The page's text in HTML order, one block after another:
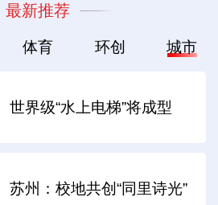
最新推荐
体育 环创 城市
世界级“水上电梯”将成型
苏州：校地共创“同里诗光”